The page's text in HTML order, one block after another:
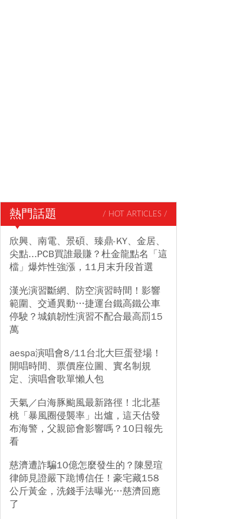
熱門話題 / HOT ARTICLES /
欣興、南電、景碩、臻鼎-KY、金居、
尖點...PCB買誰最賺？杜金龍點名「這
檔」爆炸性強漲，11月末升段首選
漢光演習斷網、防空演習時間！影響
範圍、交通異動…捷運台鐵高鐵公車
停駛？城鎮韌性演習不配合最高罰15
萬
aespa演唱會8/11台北大巨蛋登場！
開唱時間、票價座位圖、實名制規
定、演唱會歌單懶人包
天氣／白海豚颱風最新路徑！北北基
桃「暴風圈侵襲率」出爐，這天估發
布海警，父親節會影響嗎？10日報先
看
慈濟遭詐騙10億怎麼發生的？陳昱瑄
律師見證嚴下跪博信任！豪宅藏158
公斤黃金，洗錢手法曝光…慈濟回應
了